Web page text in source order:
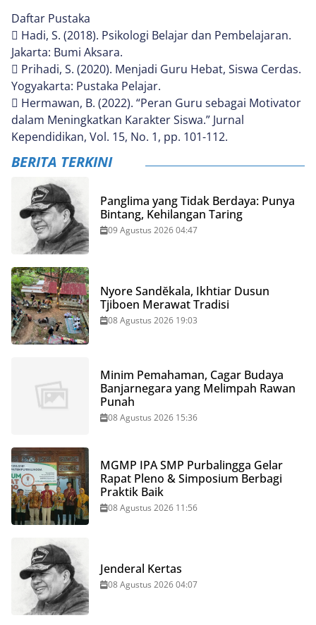
Daftar Pustaka
 Hadi, S. (2018). Psikologi Belajar dan Pembelajaran.
Jakarta: Bumi Aksara.
 Prihadi, S. (2020). Menjadi Guru Hebat, Siswa Cerdas.
Yogyakarta: Pustaka Pelajar.
 Hermawan, B. (2022). “Peran Guru sebagai Motivator
dalam Meningkatkan Karakter Siswa.” Jurnal
Kependidikan, Vol. 15, No. 1, pp. 101-112.
BERITA TERKINI
Panglima yang Tidak Berdaya: Punya
Bintang, Kehilangan Taring
09 Agustus 2026 04:47
Nyore Sandĕkala, Ikhtiar Dusun
Tjiboen Merawat Tradisi
08 Agustus 2026 19:03
Minim Pemahaman, Cagar Budaya
Banjarnegara yang Melimpah Rawan
Punah
08 Agustus 2026 15:36
MGMP IPA SMP Purbalingga Gelar
Rapat Pleno & Simposium Berbagi
Praktik Baik
08 Agustus 2026 11:56
Jenderal Kertas
08 Agustus 2026 04:07